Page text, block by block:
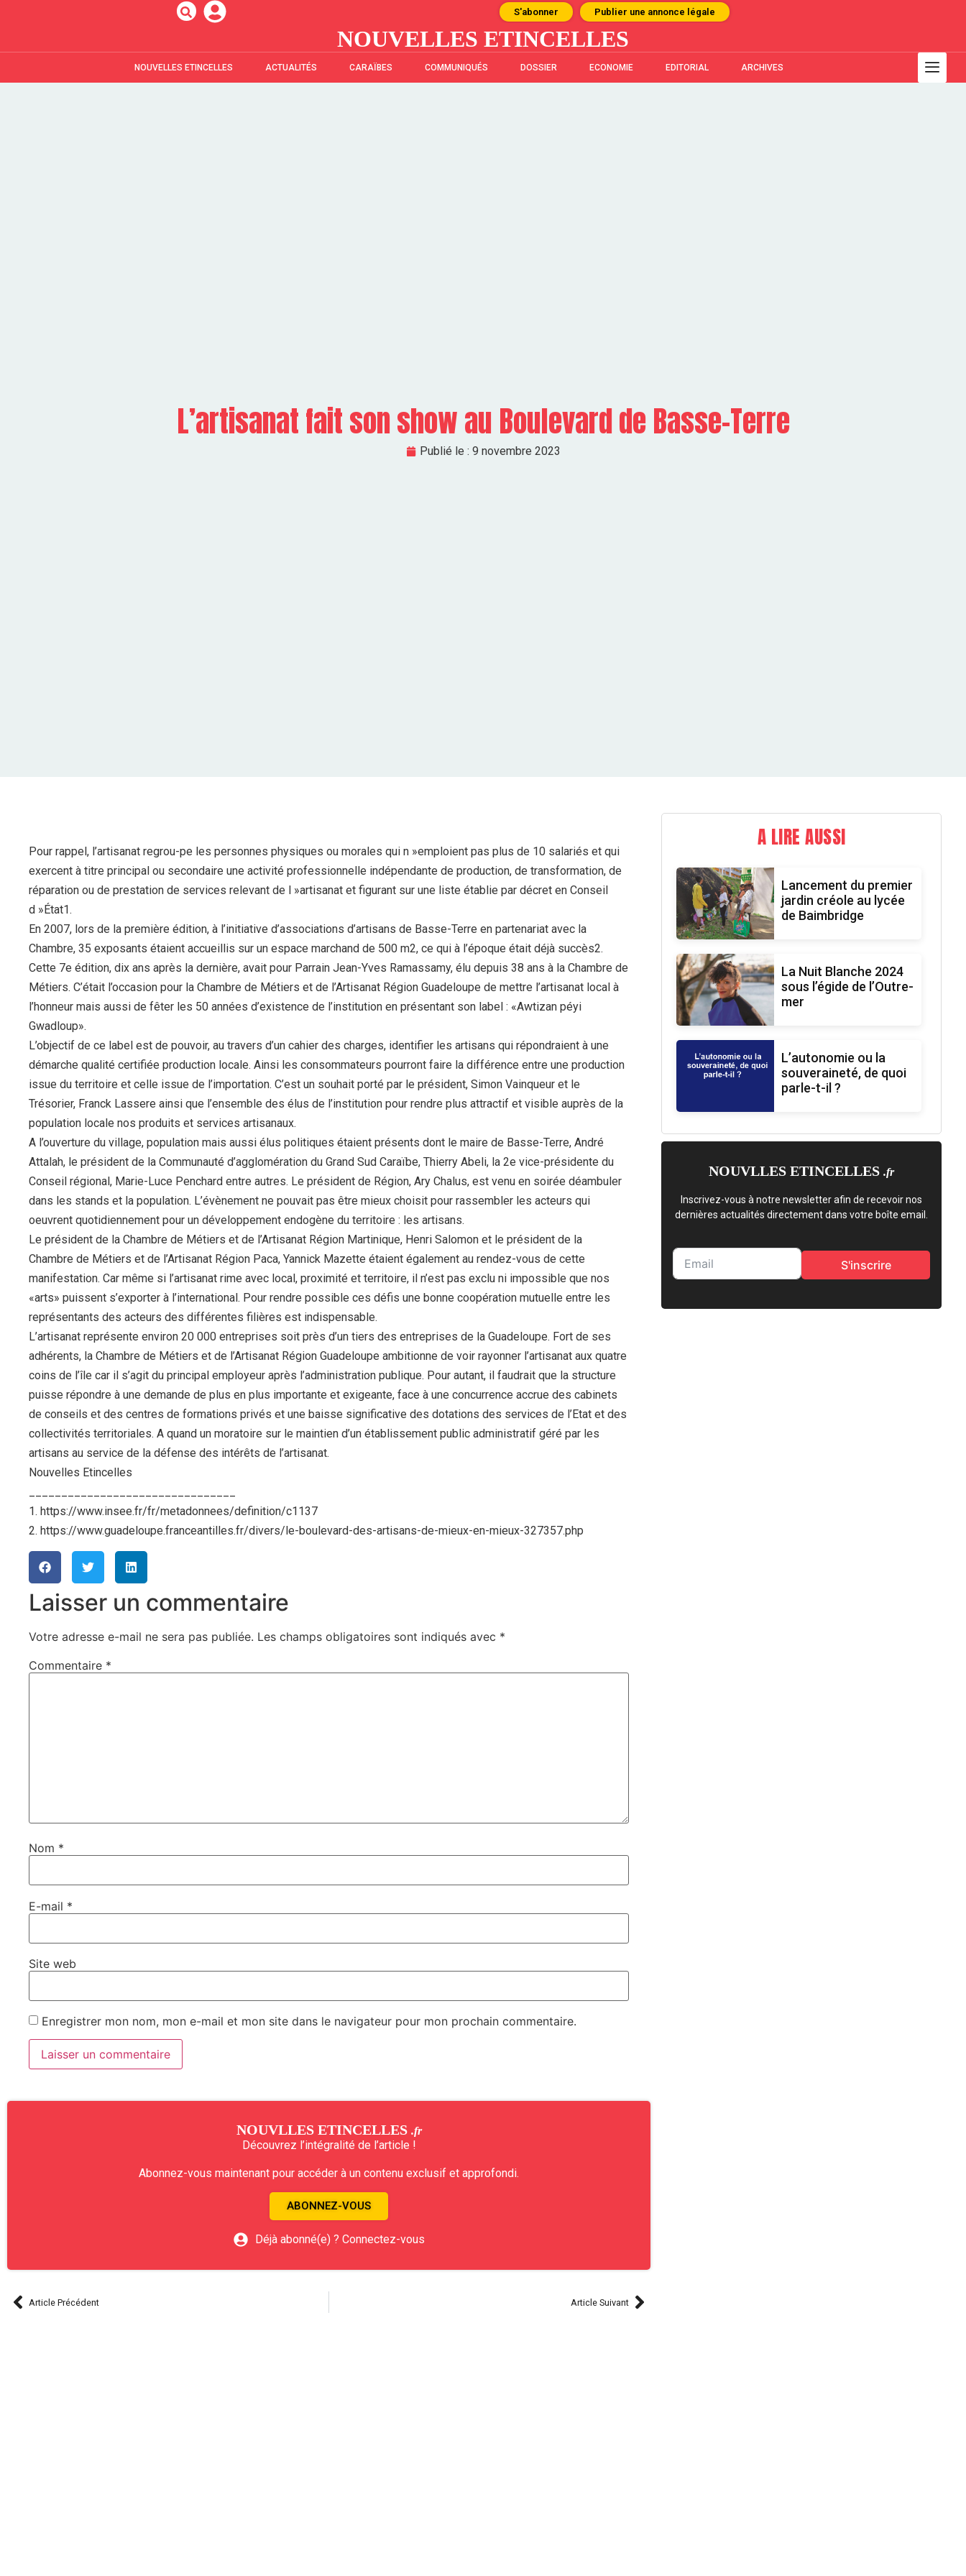
S'abonner Publier une annonce légale
NOUVELLES ETINCELLES
NOUVELLES ETINCELLES ACTUALITÉS CARAÏBES COMMUNIQUÉS DOSSIER ECONOMIE EDITORIAL ARCHIVES
L’artisanat fait son show au Boulevard de Basse-Terre
Publié le : 9 novembre 2023
Pour rappel, l’artisanat regrou-pe les personnes physiques ou morales qui n »emploient pas plus de 10 salariés et qui
exercent à titre principal ou secondaire une activité professionnelle indépendante de production, de transformation, de
réparation ou de prestation de services relevant de l »artisanat et figurant sur une liste établie par décret en Conseil
d »État1.
En 2007, lors de la première édition, à l’initiative d’associations d’artisans de Basse-Terre en partenariat avec la
Chambre, 35 exposants étaient accueillis sur un espace marchand de 500 m2, ce qui à l’époque était déjà succès2.
Cette 7e édition, dix ans après la dernière, avait pour Parrain Jean-Yves Ramassamy, élu depuis 38 ans à la Chambre de
Métiers. C’était l’occasion pour la Chambre de Métiers et de l’Artisanat Région Guadeloupe de mettre l’artisanat local à
l’honneur mais aussi de fêter les 50 années d’existence de l’institution en présentant son label : «Awtizan péyi
Gwadloup».
L’objectif de ce label est de pouvoir, au travers d’un cahier des charges, identifier les artisans qui répondraient à une
démarche qualité certifiée production locale. Ainsi les consommateurs pourront faire la différence entre une production
issue du territoire et celle issue de l’importation. C’est un souhait porté par le président, Simon Vainqueur et le
Trésorier, Franck Lassere ainsi que l’ensemble des élus de l’institution pour rendre plus attractif et visible auprès de la
population locale nos produits et services artisanaux.
A l’ouverture du village, population mais aussi élus politiques étaient présents dont le maire de Basse-Terre, André
Attalah, le président de la Communauté d’agglomération du Grand Sud Caraïbe, Thierry Abeli, la 2e vice-présidente du
Conseil régional, Marie-Luce Penchard entre autres. Le président de Région, Ary Chalus, est venu en soirée déambuler
dans les stands et la population. L’évènement ne pouvait pas être mieux choisit pour rassembler les acteurs qui
oeuvrent quotidiennement pour un développement endogène du territoire : les artisans.
Le président de la Chambre de Métiers et de l’Artisanat Région Martinique, Henri Salomon et le président de la
Chambre de Métiers et de l’Artisanat Région Paca, Yannick Mazette étaient également au rendez-vous de cette
manifestation. Car même si l’artisanat rime avec local, proximité et territoire, il n’est pas exclu ni impossible que nos
«arts» puissent s’exporter à l’international. Pour rendre possible ces défis une bonne coopération mutuelle entre les
représentants des acteurs des différentes filières est indispensable.
L’artisanat représente environ 20 000 entreprises soit près d’un tiers des entreprises de la Guadeloupe. Fort de ses
adhérents, la Chambre de Métiers et de l’Artisanat Région Guadeloupe ambitionne de voir rayonner l’artisanat aux quatre
coins de l’île car il s’agit du principal employeur après l’administration publique. Pour autant, il faudrait que la structure
puisse répondre à une demande de plus en plus importante et exigeante, face à une concurrence accrue des cabinets
de conseils et des centres de formations privés et une baisse significative des dotations des services de l’Etat et des
collectivités territoriales. A quand un moratoire sur le maintien d’un établissement public administratif géré par les
artisans au service de la défense des intérêts de l’artisanat.
Nouvelles Etincelles
1. https://www.insee.fr/fr/metadonnees/definition/c1137
2. https://www.guadeloupe.franceantilles.fr/divers/le-boulevard-des-artisans-de-mieux-en-mieux-327357.php
Laisser un commentaire
Votre adresse e-mail ne sera pas publiée. Les champs obligatoires sont indiqués avec *
Commentaire *
Nom *
E-mail *
Site web
Enregistrer mon nom, mon e-mail et mon site dans le navigateur pour mon prochain commentaire.
NOUVLLES ETINCELLES .fr
Découvrez l’intégralité de l’article !
Abonnez-vous maintenant pour accéder à un contenu exclusif et approfondi.
ABONNEZ-VOUS
Déjà abonné(e) ? Connectez-vous
Article Précédent Article Suivant
A LIRE AUSSI
Lancement du premier
jardin créole au lycée
de Baimbridge
La Nuit Blanche 2024
sous l’égide de l’Outre-
mer
L’autonomie ou la
souveraineté, de quoi
parle-t-il ?
NOUVLLES ETINCELLES .fr
Inscrivez-vous à notre newsletter afin de recevoir nos
dernières actualités directement dans votre boîte email.
S'inscrire